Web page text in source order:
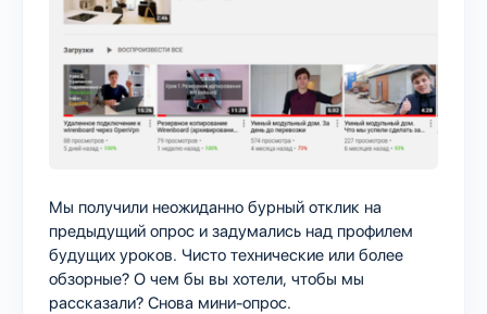
Мы получили неожиданно бурный отклик на
предыдущий опрос и задумались над профилем
будущих уроков. Чисто технические или более
обзорные? О чем бы вы хотели, чтобы мы
рассказали? Снова мини-опрос.